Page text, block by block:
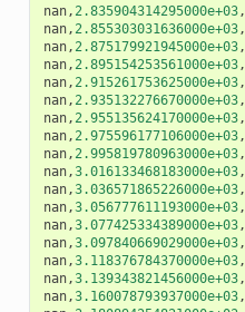
nan,2.835904314295000e+03,
nan,2.855303031636000e+03,
nan,2.875179921945000e+03,
nan,2.895154253561000e+03,
nan,2.915261753625000e+03,
nan,2.935132276670000e+03,
nan,2.955135624170000e+03,
nan,2.975596177106000e+03,
nan,2.995819780963000e+03,
nan,3.016133468183000e+03,
nan,3.036571865226000e+03,
nan,3.056777611193000e+03,
nan,3.077425334389000e+03,
nan,3.097840669029000e+03,
nan,3.118376784370000e+03,
nan,3.139343821456000e+03,
nan,3.160078793937000e+03,